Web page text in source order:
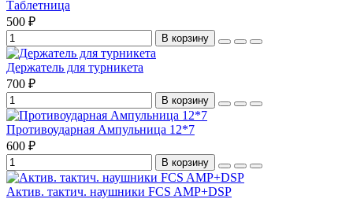
Таблетница
500 ₽
В корзину
Держатель для турникета
700 ₽
В корзину
Противоударная Ампульница 12*7
600 ₽
В корзину
Актив. тактич. наушники FCS AMP+DSP